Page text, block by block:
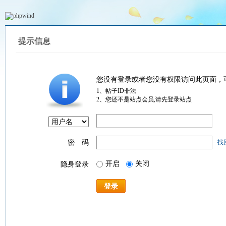
提示信息
您没有登录或者您没有权限访问此页面
1、帖子ID非法
2、您还不是站点会员,请先登录站点
密 码 找
隐身登录 开启 关闭
登录